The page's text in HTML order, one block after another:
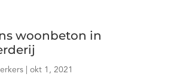
woonbeton in
| okt 1, 2021